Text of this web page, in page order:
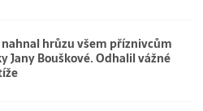
nahnal hrůzu všem příznivcům
Jany Bouškové. Odhalil vážné